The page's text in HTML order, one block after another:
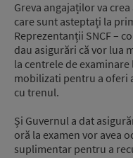
Greva angajaților va
care sunt asteptați la
Reprezentanții SNCF –
dau asigurări că vor lua
la centrele de
mobilizati pentru a oferi
cu trenul.
Și Guvernul a dat
oră la examen vor avea
suplimentar pentru a